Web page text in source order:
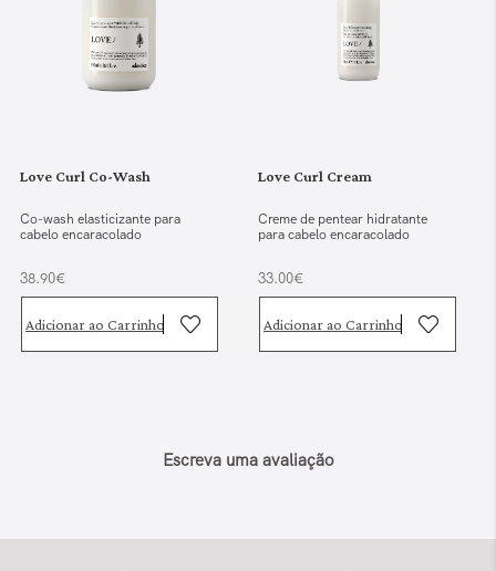
Love Curl Co-Wash
Co-wash elasticizante para
cabelo encaracolado
38.90€
Adicionar ao Carrinho
Love Curl Cream
Creme de pentear hidratante
para cabelo encaracolado
33.00€
Adicionar ao Carrinho
Escreva uma avaliação